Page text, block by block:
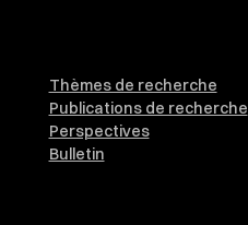
Thèmes de recherche
Publications de recherche
Perspectives
Bulletin